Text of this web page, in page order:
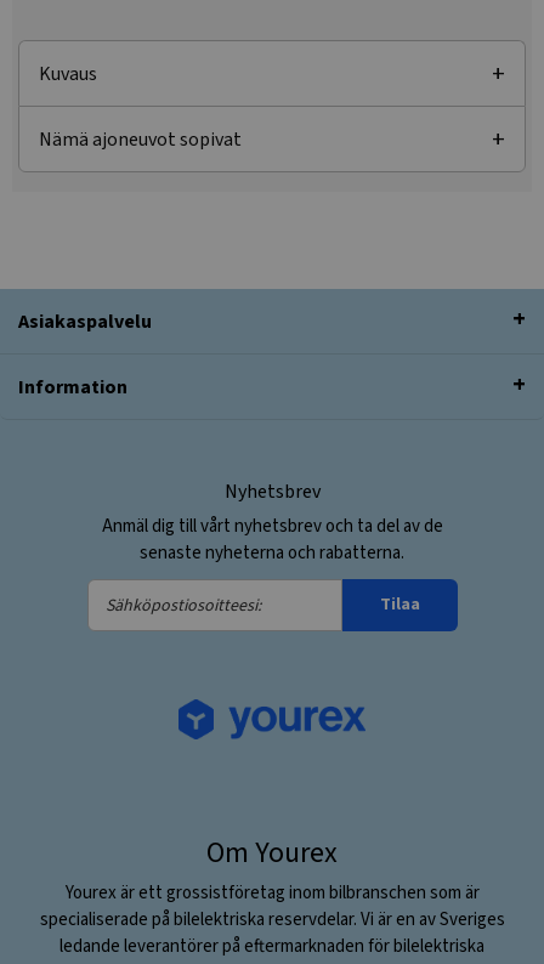
Kuvaus
Nämä ajoneuvot sopivat
Asiakaspalvelu
Information
Nyhetsbrev
Anmäl dig till vårt nyhetsbrev och ta del av de
senaste nyheterna och rabatterna.
Sähköpostiosoitteesi:
Tilaa
Om Yourex
Yourex är ett grossistföretag inom bilbranschen som är
specialiserade på bilelektriska reservdelar. Vi är en av Sveriges
ledande leverantörer på eftermarknaden för bilelektriska